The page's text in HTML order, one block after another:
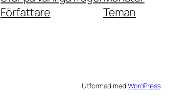
Författare
Teman
Utformad medWordPress